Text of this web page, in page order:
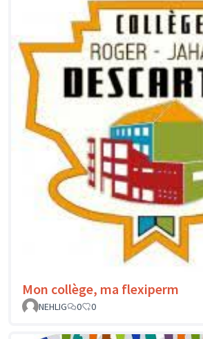
Mon collège, ma flexiperm
NEHLIG
0 0